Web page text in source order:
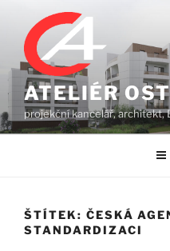
obsahu
webu
ATELIÉR
projekční kancelář, architekt,
ŠTÍTEK: ČESKÁ
STANDARDIZACI